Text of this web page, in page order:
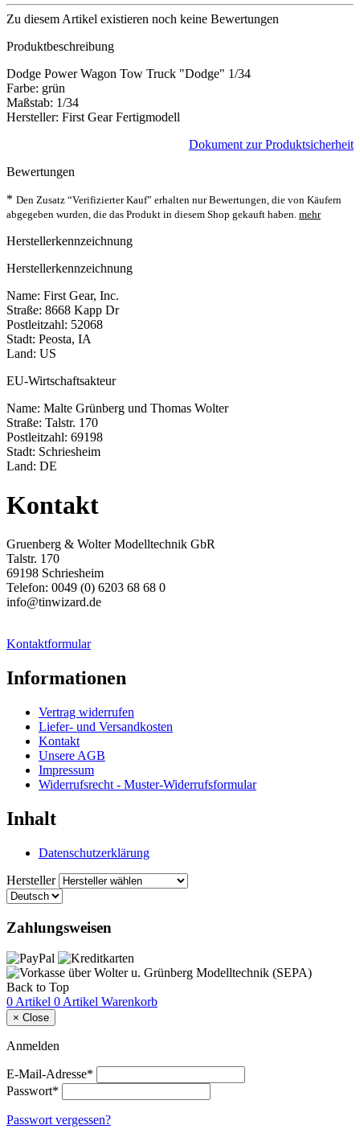
Zu diesem Artikel existieren noch keine Bewertungen
Produktbeschreibung
Dodge Power Wagon Tow Truck "Dodge" 1/34
Farbe: grün
Maßstab: 1/34
Hersteller: First Gear Fertigmodell
Dokument zur Produktsicherheit
Bewertungen
* Den Zusatz “Verifizierter Kauf” erhalten nur Bewertungen, die von Käufern
abgegeben wurden, die das Produkt in diesem Shop gekauft haben. mehr
Herstellerkennzeichnung
Herstellerkennzeichnung
Name: First Gear, Inc.
Straße: 8668 Kapp Dr
Postleitzahl: 52068
Stadt: Peosta, IA
Land: US
EU-Wirtschaftsakteur
Name: Malte Grünberg und Thomas Wolter
Straße: Talstr. 170
Postleitzahl: 69198
Stadt: Schriesheim
Land: DE
Kontakt
Gruenberg & Wolter Modelltechnik GbR
Talstr. 170
69198 Schriesheim
Telefon: 0049 (0) 6203 68 68 0
info@tinwizard.de
Kontaktformular
Informationen
Vertrag widerrufen
Liefer- und Versandkosten
Kontakt
Unsere AGB
Impressum
Widerrufsrecht - Muster-Widerrufsformular
Inhalt
Datenschutzerklärung
Hersteller
Zahlungsweisen
Back to Top
0 Artikel 0 Artikel Warenkorb
× Close
Anmelden
E-Mail-Adresse*
Passwort*
Passwort vergessen?